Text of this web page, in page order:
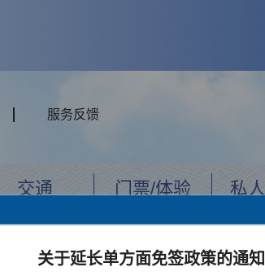
服务反馈
交通 门票/体验 私
关于延长单方面免签政策的通知